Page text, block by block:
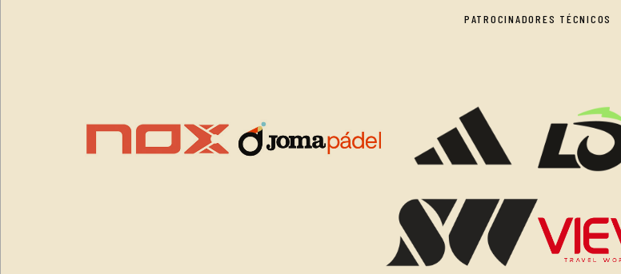
PATROCINADORES TÉCNICOS